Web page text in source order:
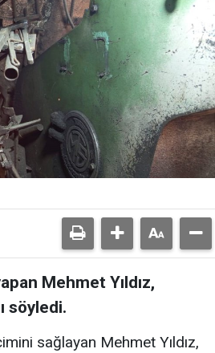
Mehmet Yıldız,
söyledi.
sağlayan Mehmet Yıldız,